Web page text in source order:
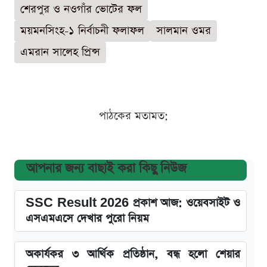
শেরপুর ও নওগাঁর ভোটের ফল
ময়মনসিংহ-১ নির্বাচনী ফলাফল
সালমান ওমর
এমরান সালেহ প্রিন্স
পাঠকের মতামত:
আপনার জন্য বাছাই করা কিছু নিউজ
SSC Result 2026 প্রকাশ আজ: ওয়েবসাইট ও
এসএমএসে দেখার পুরো নিয়ম
অকার্যকর ৩ আর্থিক প্রতিষ্ঠান, বন্ধ হলো শেয়ার